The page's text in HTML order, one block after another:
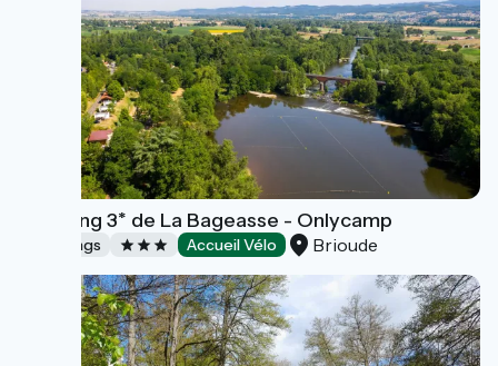
Camping 3* de La Bageasse - Onlycamp
Campings Accueil Vélo Brioude